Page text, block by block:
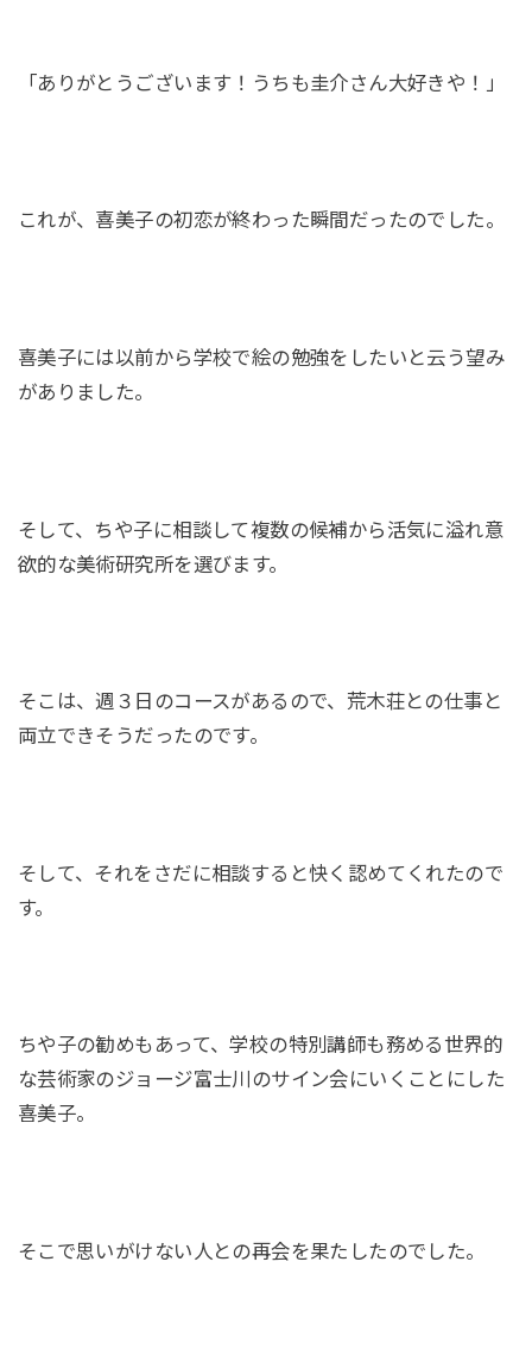
「ありがとうございます！うちも圭介さん大好きや！」
これが、喜美子の初恋が終わった瞬間だったのでした。
喜美子には以前から学校で絵の勉強をしたいと云う望み
がありました。
そして、ちや子に相談して複数の候補から活気に溢れ意
欲的な美術研究所を選びます。
そこは、週３日のコースがあるので、荒木荘との仕事と
両立できそうだったのです。
そして、それをさだに相談すると快く認めてくれたので
す。
ちや子の勧めもあって、学校の特別講師も務める世界的
な芸術家のジョージ富士川のサイン会にいくことにした
喜美子。
そこで思いがけない人との再会を果たしたのでした。